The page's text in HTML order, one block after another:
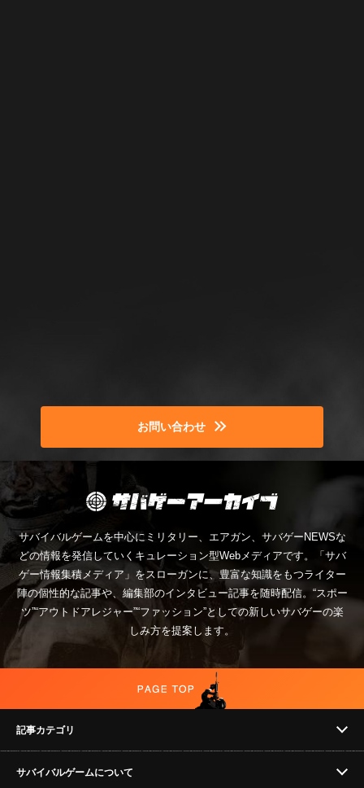
お問い合わせ
サバイバルゲームを中心にミリタリー、エアガン、サバゲーNEWSな
どの情報を発信していくキュレーション型Webメディアです。「サバ
ゲー情報集積メディア」をスローガンに、豊富な知識をもつライター
陣の個性的な記事や、編集部のインタビュー記事を随時配信。“スポー
ツ”“アウトドアレジャー”“ファッション”としての新しいサバゲーの楽
しみ方を提案します。
記事カテゴリ
NEWS
サバイバルゲームについて